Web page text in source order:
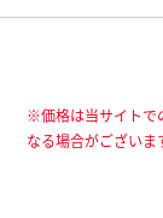
※価格は当サイトで
なる場合がございま